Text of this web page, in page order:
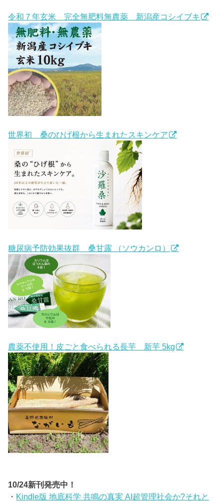
令和７年玄米 完全無肥料無農薬 新潟産コシイブキ
世界初 桑のひげ根から生まれたスキンケア
糖尿病予防効果抜群 桑甘露 （ソウカンロ）
農薬不使用！皮ごと食べられる長芋 新芋 5kg
10/24新刊発売中！
・ Kindle版 地底科学 共鳴の真実 AI超管理社会か?それと